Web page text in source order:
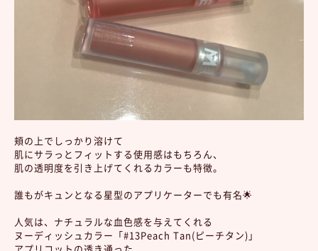
頬の上でしっかり溶けて
肌にサラっとフィットする使用感はもちろん、
肌の透明度を引き上げてくれるカラーも特徴。
誰もがキュンとなる星型のアプリケーターでも有名🌟
人気は、ナチュラルな血色感を与えてくれる
ヌーディッシュカラー「#13Peach Tan(ピーチタン)」